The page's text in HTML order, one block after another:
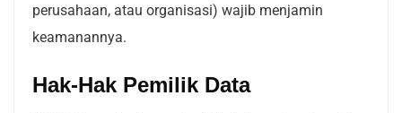
perusahaan, atau organisasi) wajib menjamin
keamanannya.
Hak-Hak Pemilik Data